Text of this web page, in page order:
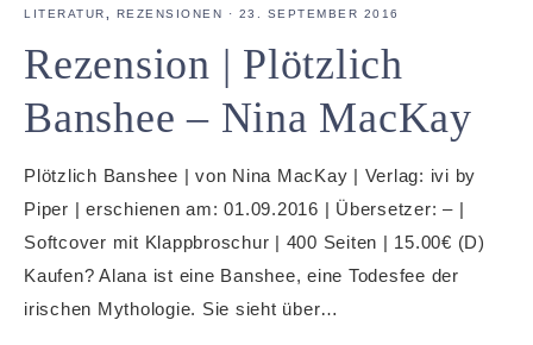
LITERATUR REZENSIONEN · 23. SEPTEMBER 2016
Rezension | Plötzlich
Banshee – Nina MacKay
Plötzlich Banshee | von Nina MacKay | Verlag: ivi by
Piper | erschienen am: 01.09.2016 | Übersetzer: – |
Softcover mit Klappbroschur | 400 Seiten | 15.00€ (D)
Kaufen? Alana ist eine Banshee, eine Todesfee der
irischen Mythologie. Sie sieht über…